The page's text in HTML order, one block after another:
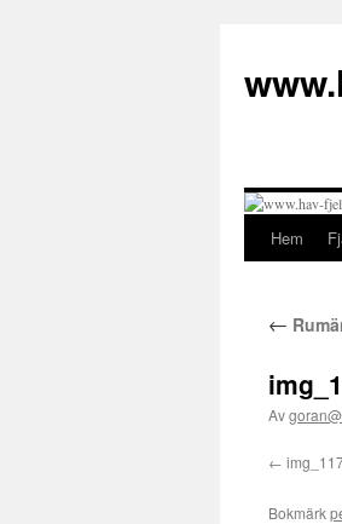
innehåll
Hem
←
Av
Bokmärk